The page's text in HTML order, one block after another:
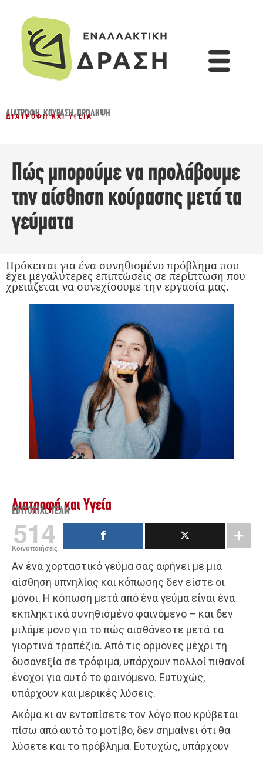
ΔΙΑΤΡΟΦΉ,ΚΟΎΡΑΣΗ,ΠΡΌΛΗΨΗ
ΔΙΑΤΡΟΦΉ ΚΑΙ ΥΓΕΊΑ
Πώς μπορούμε να προλάβουμε
την αίσθηση κούρασης μετά τα
γεύματα
Πρόκειται για ένα συνηθισμένο πρόβλημα που
έχει μεγαλύτερες επιπτώσεις σε περίπτωση που
χρειάζεται να συνεχίσουμε την εργασία μας.
Διατροφή και Υγεία
EDITORIAL TEAM
514
Κοινοποιήσεις
Αν ένα χορταστικό γεύμα σας αφήνει με μια
αίσθηση υπνηλίας και κόπωσης δεν είστε οι
μόνοι. Η κόπωση μετά από ένα γεύμα είναι ένα
εκπληκτικά συνηθισμένο φαινόμενο – και δεν
μιλάμε μόνο για το πώς αισθάνεστε μετά τα
γιορτινά τραπέζια. Από τις ορμόνες μέχρι τη
δυσανεξία σε τρόφιμα, υπάρχουν πολλοί πιθανοί
ένοχοι για αυτό το φαινόμενο. Ευτυχώς,
υπάρχουν και μερικές λύσεις.
Ακόμα κι αν εντοπίσετε τον λόγο που κρύβεται
πίσω από αυτό το μοτίβο, δεν σημαίνει ότι θα
λύσετε και το πρόβλημα. Ευτυχώς, υπάρχουν